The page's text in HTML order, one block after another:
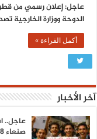
عاجل: إعلان رسمي من قطر
الدوحة ووزارة الخارجية تصدر
أكمل القراءة »
آخر الأخبار
عاجل..
صنعاء 1448 – 2026